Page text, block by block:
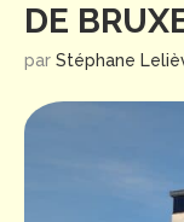
DE
par Stéphane